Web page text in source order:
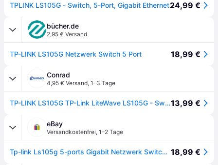
TPLINK LS105G - Switch, 5-Port, Gigabit Ethernet24,99 €
bücher.de
2,95 € Versand
TP-LINK LS105G Netzwerk Switch 5 Port 18,99 €
Conrad
4,95 € Versand, 1–3 Tage
TP-LINK LS105G TP-Link LiteWave LS105G - Switch - unmanaged Netzwerk Switch 5 Port13,99 €
eBay
Versandkostenfrei, 1–2 Tage
Tp-link Ls105g 5-ports Gigabit Netzwerk Switch (5 Rj-45 Lan Ports, Robust 18,99 €